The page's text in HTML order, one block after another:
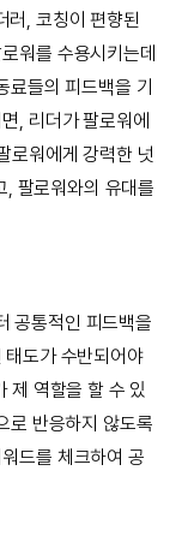
러 , 코칭이편향된
워를 수용시키는데
료들의 피드백을 기
, 리더가 팔로워에
로워에게 강력한 넛
, 팔로워와의 유대를
공통적인 피드백을
태도가 수반되어야
제 역할을 할 수 있
로 반응하지 않도록
드를 체크하여 공